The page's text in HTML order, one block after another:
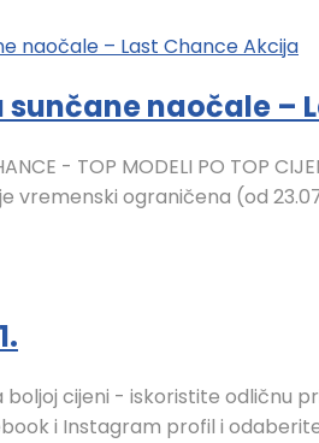
sunčane naočale –
- TOP MODELI PO
vremenski ograničena (od
cijeni - iskoristite odličnu
i Instagram profil i